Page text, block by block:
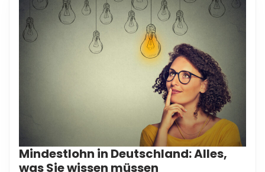
Mindestlohn in Deutschland: Alles,
was Sie wissen müssen